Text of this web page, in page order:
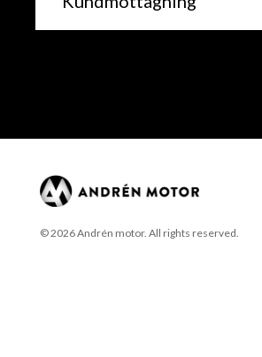
© 2026 Andrén motor. All rights reserved.